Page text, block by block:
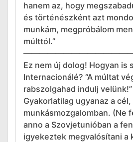
hanem az, hogy
és történészként azt
munkám, megpróbálom
múlttól.”
Ez nem új dolog! Hogyan is
Internacionálé? “A múltat
rabszolgahad indulj velünk!”
Gyakorlatilag ugyanaz a cél,
munkásmozgalomban. (Ne
anno a Szovjetunióban a
igyekeztek megvalósítani a